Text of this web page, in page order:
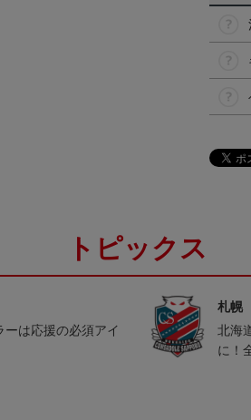
トピックス
ーは応援の必須アイ
札幌
北海
に！